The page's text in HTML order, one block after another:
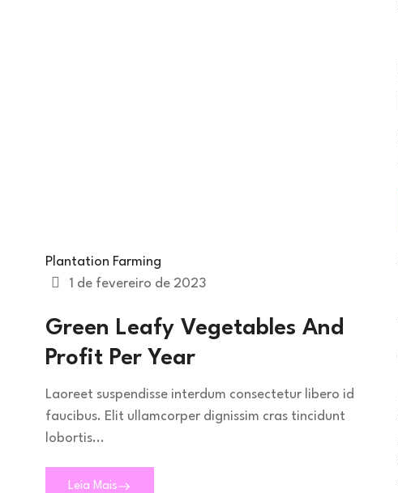
Plantation Farming
1 de fevereiro de 2023
Green Leafy Vegetables And
Profit Per Year
Laoreet suspendisse interdum consectetur libero id
faucibus. Elit ullamcorper dignissim cras tincidunt
lobortis...
Leia Mais